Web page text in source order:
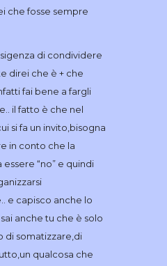
che fosse sempre
di condividere
direi che è + che
fai bene a fargli
il fatto è che nel
si fa un invito,bisogna
in conto che la
essere “no” e quindi
e capisco anche lo
anche tu che è solo
di somatizzare,di
qualcosa che